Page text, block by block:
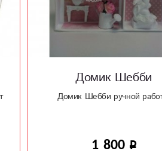
Керамическая ваза
Изящный силуэт ваза
2 100